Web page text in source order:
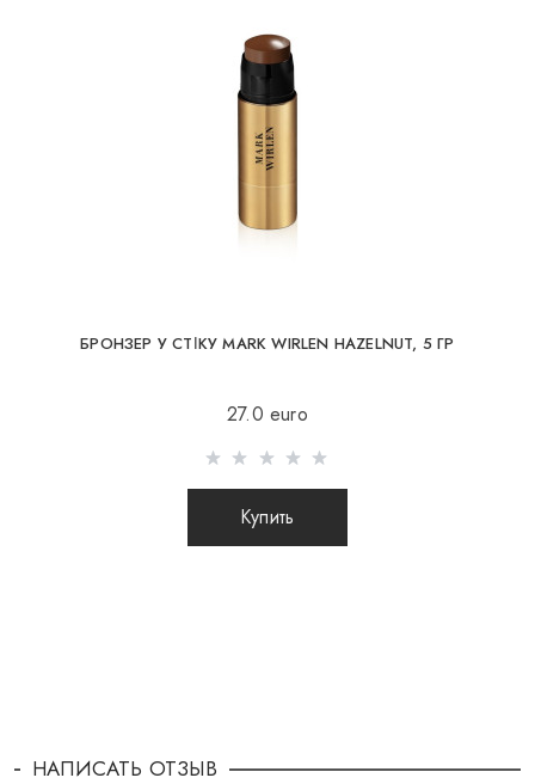
БРОНЗЕР У СТІКУ MARK WIRLEN HAZELNUT, 5 ГР
27.0 euro
Купить
НАПИСАТЬ ОТЗЫВ